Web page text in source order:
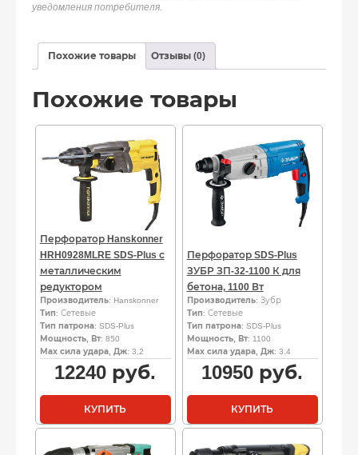
уведомления потребителя.
Похожие товары Отзывы (0)
Похожие товары
Перфоратор Hanskonner
HRH0928MLRE SDS-Plus с
металлическим
редуктором
Производитель: Hanskonner
Тип: Сетевые
Тип патрона: SDS-Plus
Мощность, Вт: 850
Мах сила удара, Дж: 3,2
12240 руб.
КУПИТЬ
Перфоратор SDS-Plus
ЗУБР ЗП-32-1100 К для
бетона, 1100 Вт
Производитель: Зубр
Тип: Сетевые
Тип патрона: SDS-Plus
Мощность, Вт: 1100
Мах сила удара, Дж: 3.4
10950 руб.
КУПИТЬ